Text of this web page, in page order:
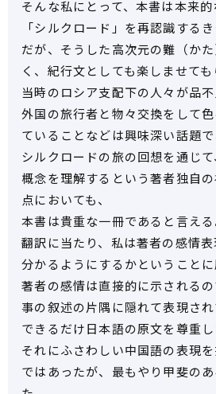
そんな私にとって、本書は本来
「シルクロード」を再認識する
だが、そうした高次元の難（か
く、紀行文としても楽しませても
当時のロシア支配下の人々が品不
外国の旅行者と物々交換をして
ていることなどは興味深い話題で
シルクロードの旅の回想を通じ
概念を理解するという著者独自
点においても、
本書は貴重な一冊であると言える
翻訳に当たり、私は著者の感情
分かるようにするかということに
著者の感情は直接的に示される
事の叙述の片隅に隠れて表現され
できるだけ日本語の原文を尊重し
それにふさわしい中国語の表現
ではあったが、最もやり甲斐の